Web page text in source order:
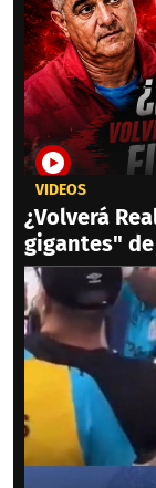
VIDEOS
¿Volverá
gigantes"